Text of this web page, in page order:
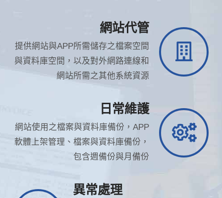
網站代管
提供網站與APP所需儲存之檔案空間
與資料庫空間，以及對外網路連線和
網站所需之其他系統資源
日常維護
網站使用之檔案與資料庫備份，APP
軟體上架管理、檔案與資料庫備份，
包含週備份與月備份
異常處理